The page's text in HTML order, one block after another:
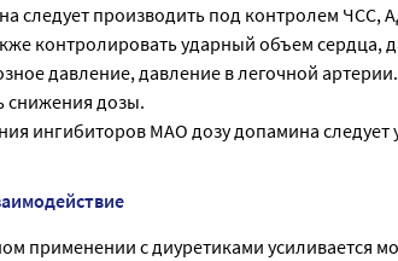
следует производить под контролем ЧСС,
контролировать ударный объем сердца,
давление, давление в легочной
снижения дозы.
ингибиторов МАО дозу допамина следует
применении с диуретиками усиливается